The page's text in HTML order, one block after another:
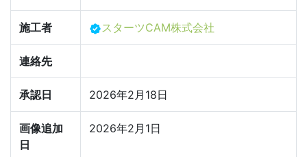
施工者 スターツCAM株式会社
連絡先
承認日 2026年2月18日
画像追加
日
2026年2月1日